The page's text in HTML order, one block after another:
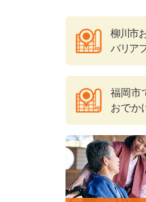
柳川市
バリア
福岡市
おでか